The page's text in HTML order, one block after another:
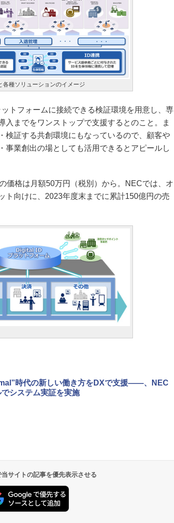
各種ソリューションのイメージ
トフォームに接続できる検証環境を用意し、専
入までをワンストップで支援するとのこと。ま
検証する共創環境にもなっているので、顧客や
事業創出の場としても活用できるとアピールし
価格は月額50万円（税別）から。NECでは、オ
ト向けに、2023年度末までに累計150億円の売
時代の新しい働き方をDXで支援――、NEC
システム実証を実施
サイトの記事を優先表示させる